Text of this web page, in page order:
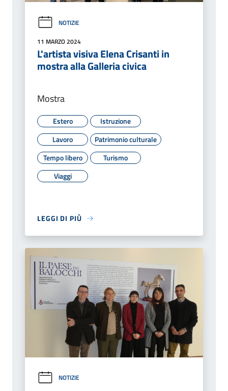
NOTIZIE
11 MARZO 2024
L'artista visiva Elena Crisanti in
mostra alla Galleria civica
Mostra
Estero
Istruzione
Lavoro
Patrimonio culturale
Tempo libero
Turismo
Viaggi
LEGGI DI PIÙ
NOTIZIE